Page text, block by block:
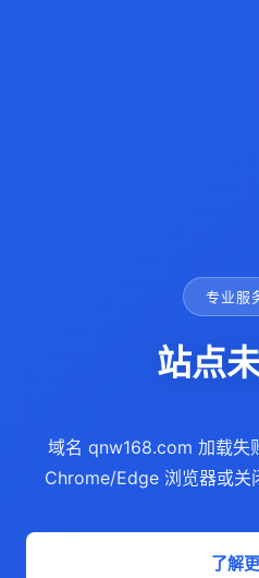
专业服
站点
域名 qnw168.com 加载失
Chrome/Edge 浏览器或关
了解